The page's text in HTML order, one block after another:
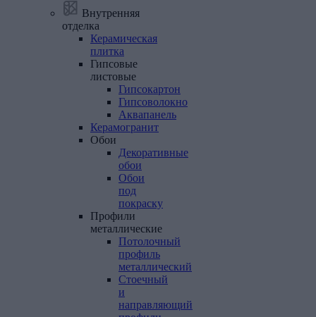
Внутренняя
отделка
Керамическая
плитка
Гипсовые
листовые
Гипсокартон
Гипсоволокно
Аквапанель
Керамогранит
Обои
Декоративные
обои
Обои
под
покраску
Профили
металлические
Потолочный
профиль
металлический
Стоечный
и
направляющий